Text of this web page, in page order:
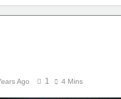
Ago 1 4 Mins